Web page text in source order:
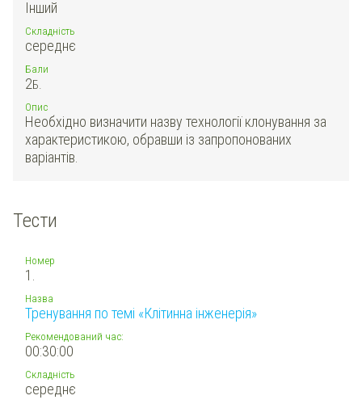
Інший
Складність
середнє
Бали
2Б.
Опис
Необхідно визначити назву технології клонування за
характеристикою, обравши із запропонованих
варіантів.
Тести
Номер
1.
Назва
Тренування по темі «Клітинна інженерія»
Рекомендований час:
00:30:00
Складність
середнє